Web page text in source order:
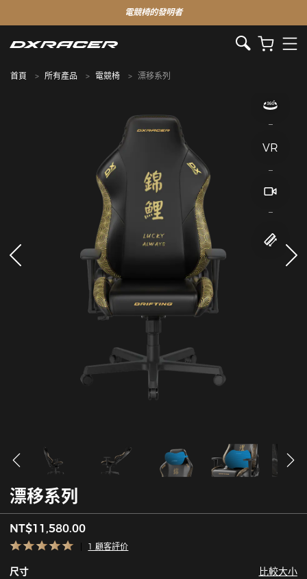
電競椅的發明者
首頁 所有產品 電競椅 漂移系列
VR
漂移系列
NT$11,580.00
1 顧客評价
尺寸 比較大小